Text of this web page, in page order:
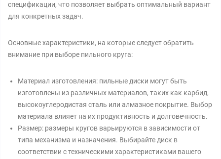
спецификации, что позволяет выбрать оптимальный вариант
для конкретных задач.
Основные характеристики, на которые следует обратить
внимание при выборе пильного круга:
Материал изготовления: пильные диски могут быть
изготовлены из различных материалов, таких как карбид,
высокоуглеродистая сталь или алмазное покрытие. Выбор
материала влияет на их продуктивность и долговечность.
Размер: размеры кругов варьируются в зависимости от
типа механизма и назначения. Выбирайте диск в
соответствии с техническими характеристиками вашего